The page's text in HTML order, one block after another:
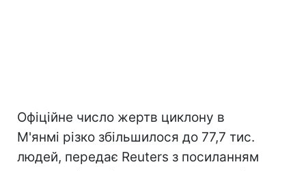
Офіційне число жертв циклону в
М'янмі різко збільшилося до 77,7 тис.
людей, передає Reuters з посиланням